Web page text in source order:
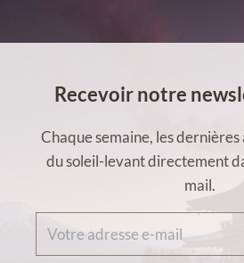
Recevoir notre
Chaque semaine, les
du soleil-levant directement
mail.